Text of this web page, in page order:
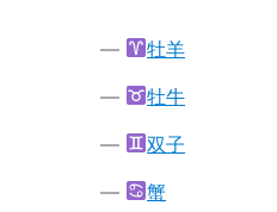
牡羊
牡牛
双子
蟹